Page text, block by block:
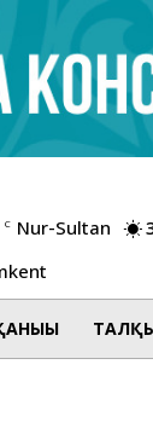
C Nur-Sultan